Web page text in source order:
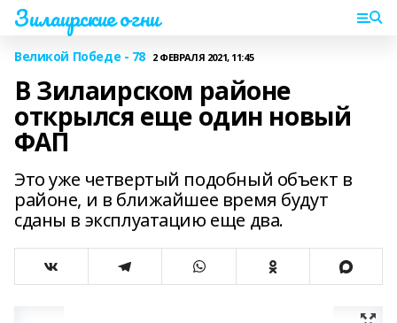
Зилаирские огни
Великой Победе - 78 2 ФЕВРАЛЯ 2021, 11:45
В Зилаирском районе
открылся еще один новый
ФАП
Это уже четвертый подобный объект в
районе, и в ближайшее время будут
сданы в эксплуатацию еще два.